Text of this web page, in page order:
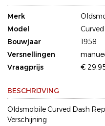
Merk
Model
Bouwjaar
1958
Versnellingen
Vraagprijs
€
BESCHRIJVING
Oldsmobile Curved Dash
Verschijning